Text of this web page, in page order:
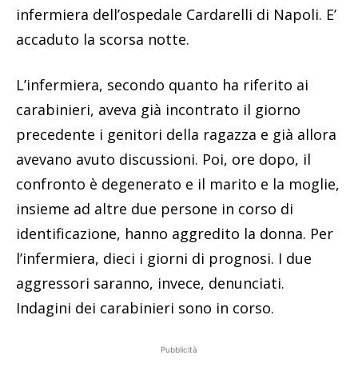
infermiera dell’ospedale Cardarelli di Napoli. E’
accaduto la scorsa notte.
L’infermiera, secondo quanto ha riferito ai
carabinieri, aveva già incontrato il giorno
precedente i genitori della ragazza e già allora
avevano avuto discussioni. Poi, ore dopo, il
confronto è degenerato e il marito e la moglie,
insieme ad altre due persone in corso di
identificazione, hanno aggredito la donna. Per
l’infermiera, dieci i giorni di prognosi. I due
aggressori saranno, invece, denunciati.
Indagini dei carabinieri sono in corso.
Pubblicità